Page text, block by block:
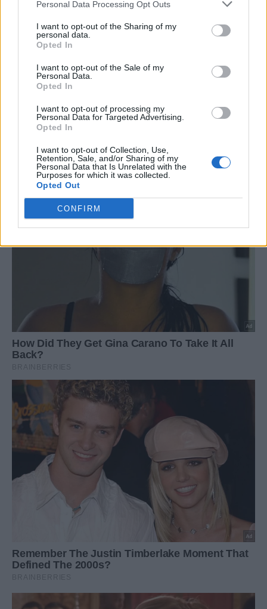
Personal Data Processing Opt Outs
I want to opt-out of the Sharing of my
personal data.
Opted In
I want to opt-out of the Sale of my
Personal Data.
Opted In
I want to opt-out of processing my
Personal Data for Targeted Advertising.
Opted In
I want to opt-out of Collection, Use,
Retention, Sale, and/or Sharing of my
Personal Data that Is Unrelated with the
Purposes for which it was collected.
Opted Out
CONFIRM